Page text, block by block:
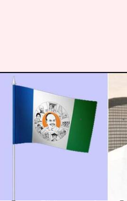
YSRCP:
స్థానాలకు
Sirish Praharaju Jan 09, 2024
ఈ వార్తాకథనం ఏంటి
వైఎస్‌
నుంచి ఖాళీగా